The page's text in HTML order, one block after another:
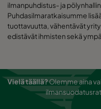
ilmanpuhdistus- ja
Puhdasilmaratkaisumme
tuottavuutta, vähentävät
edistävät ihmisten sekä
Vielä täällä?Olemme aina